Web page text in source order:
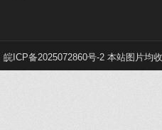
皖ICP备2025072860号-2 本站图片均